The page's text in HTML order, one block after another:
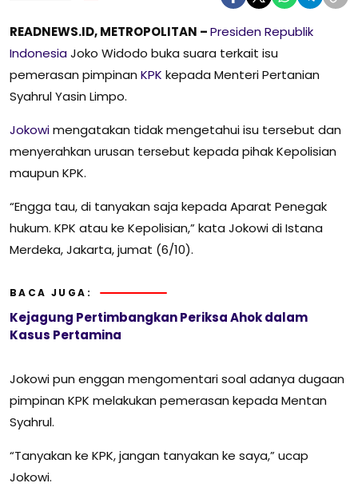
READNEWS.ID, METROPOLITAN –Presiden Republik
IndonesiaJoko Widodo buka suara terkait isu
pemerasan pimpinan KPK kepada Menteri Pertanian
Syahrul Yasin Limpo.
Jokowimengatakan tidak mengetahui isu tersebut dan
menyerahkan urusan tersebut kepada pihak Kepolisian
maupun KPK.
“Engga tau, di tanyakan saja kepada Aparat Penegak
hukum. KPK atau ke Kepolisian,” kata Jokowi di Istana
Merdeka, Jakarta, jumat (6/10).
BACA JUGA:
Kejagung Pertimbangkan Periksa Ahok dalam
Kasus Pertamina
Jokowi pun enggan mengomentari soal adanya dugaan
pimpinan KPK melakukan pemerasan kepada Mentan
Syahrul.
“Tanyakan ke KPK, jangan tanyakan ke saya,” ucap
Jokowi.